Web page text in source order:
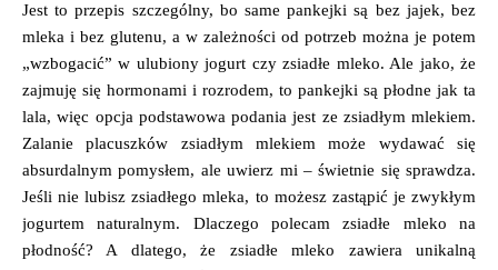
Jest to przepis szczególny, bo same pankejki są bez jajek, bez
mleka i bez glutenu, a w zależności od potrzeb można je potem
„wzbogacić” w ulubiony jogurt czy zsiadłe mleko. Ale jako, że
zajmuję się hormonami i rozrodem, to pankejki są płodne jak ta
lala, więc opcja podstawowa podania jest ze zsiadłym mlekiem.
Zalanie placuszków zsiadłym mlekiem może wydawać się
absurdalnym pomysłem, ale uwierz mi – świetnie się sprawdza.
Jeśli nie lubisz zsiadłego mleka, to możesz zastąpić je zwykłym
jogurtem naturalnym. Dlaczego polecam zsiadłe mleko na
płodność? A dlatego, że zsiadłe mleko zawiera unikalną